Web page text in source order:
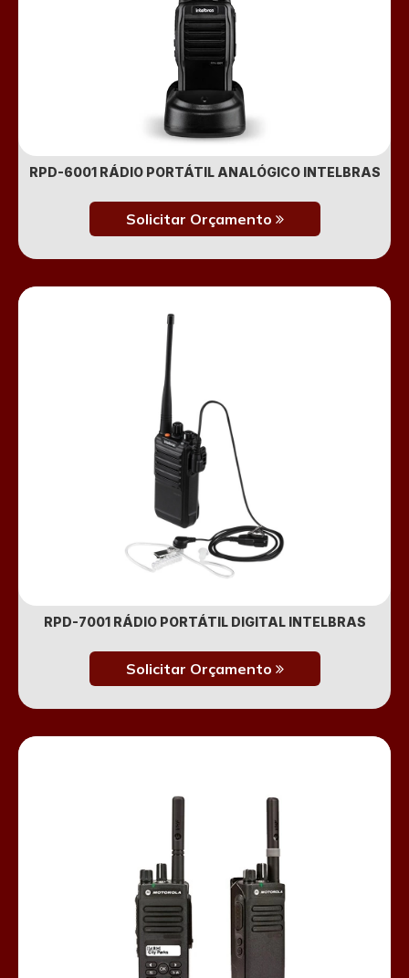
RPD-6001 RÁDIO PORTÁTIL ANALÓGICO INTELBRAS
Solicitar Orçamento
RPD-7001 RÁDIO PORTÁTIL DIGITAL INTELBRAS
Solicitar Orçamento